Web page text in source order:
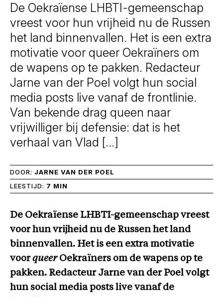
De Oekraïense LHBTI-gemeenschap
vreest voor hun vrijheid nu de Russen
het land binnenvallen. Het is een extra
motivatie voor queer Oekraïners om
de wapens op te pakken. Redacteur
Jarne van der Poel volgt hun social
media posts live vanaf de frontlinie.
Van bekende drag queen naar
vrijwilliger bij defensie: dat is het
verhaal van Vlad […]
DOOR: JARNE VAN DER POEL
LEESTIJD: 7 MIN
De Oekraïense LHBTI-gemeenschap vreest
voor hun vrijheid nu de Russen het land
binnenvallen. Het is een extra motivatie
voorqueerOekraïners om de wapens op te
pakken. Redacteur Jarne van der Poel volgt
hun social media posts live vanaf de